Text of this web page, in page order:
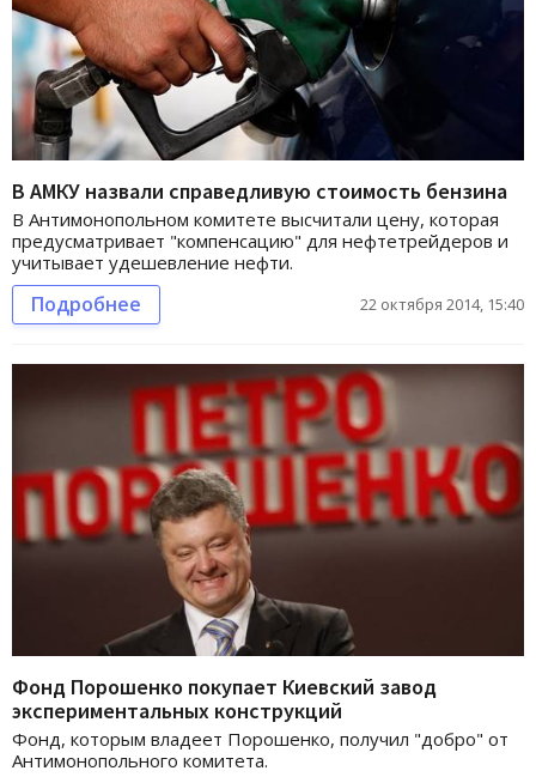
В АМКУ назвали справедливую стоимость бензина
В Антимонопольном комитете высчитали цену, которая
предусматривает "компенсацию" для нефтетрейдеров и
учитывает удешевление нефти.
Подробнее 22 октября 2014, 15:40
Фонд Порошенко покупает Киевский завод
экспериментальных конструкций
Фонд, которым владеет Порошенко, получил "добро" от
Антимонопольного комитета.